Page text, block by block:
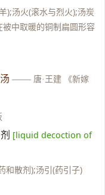
);汤火(滚水与烈火);汤炭
中取暖的铜制扁圆形容
—— 唐·王建 《新嫁
[liquid decoction of
和散剂);汤引(药引子)